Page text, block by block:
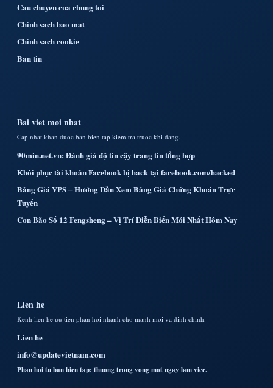
Cau chuyen cua chung toi
Chinh sach bao mat
Chinh sach cookie
Ban tin
Bai viet moi nhat
Cap nhat khan duoc ban bien tap kiem tra truoc khi dang.
90min.net.vn: Đánh giá độ tin cậy trang tin tổng hợp
Khôi phục tài khoản Facebook bị hack tại facebook.com/hacked
Bảng Giá VPS – Hướng Dẫn Xem Bảng Giá Chứng Khoán Trực
Tuyến
Cơn Bão Số 12 Fengsheng – Vị Trí Diễn Biến Mới Nhất Hôm Nay
Lien he
Kenh lien he uu tien phan hoi nhanh cho manh moi va dinh chinh.
Lien he
info@updatevietnam.com
Phan hoi tu ban bien tap: thuong trong vong mot ngay lam viec.